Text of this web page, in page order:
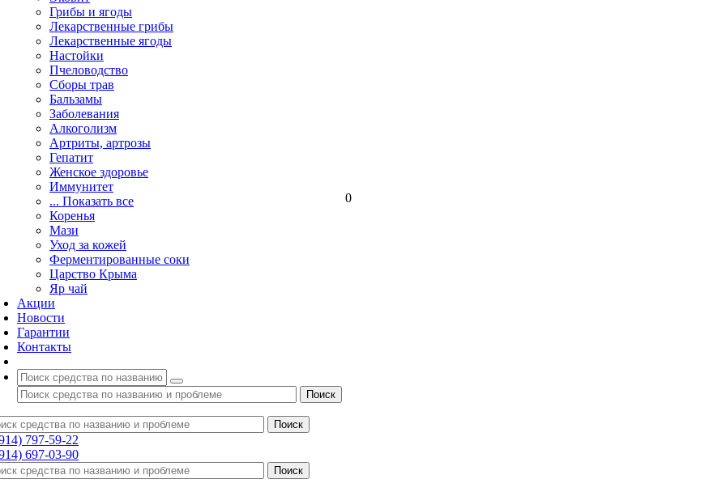
Грибы и ягоды
Лекарственные грибы
Лекарственные ягоды
Настойки
Пчеловодство
Сборы трав
Бальзамы
Заболевания
Алкоголизм
Артриты, артрозы
Гепатит
Женское здоровье
Иммунитет
... Показать все
Коренья
Мази
Уход за кожей
Ферментированные соки
Царство Крыма
Яр чай
Акции
Новости
Гарантии
Контакты
797-59-22
697-03-90
0